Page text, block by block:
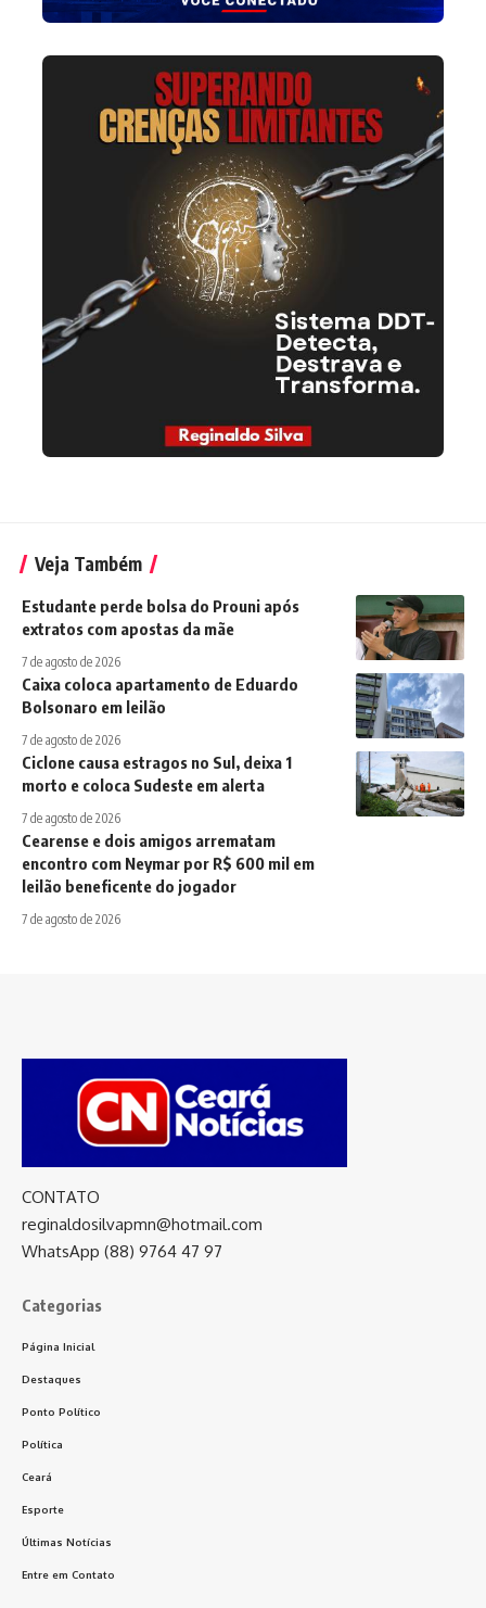
Veja Também
Estudante perde bolsa do Prouni após
extratos com apostas da mãe
7 de agosto de 2026
Caixa coloca apartamento de Eduardo
Bolsonaro em leilão
7 de agosto de 2026
Ciclone causa estragos no Sul, deixa 1
morto e coloca Sudeste em alerta
7 de agosto de 2026
Cearense e dois amigos arrematam
encontro com Neymar por R$ 600 mil em
leilão beneficente do jogador
7 de agosto de 2026
CONTATO
reginaldosilvapmn@hotmail.com
WhatsApp (88) 9764 47 97
Categorias
Página Inicial
Destaques
Ponto Político
Política
Ceará
Esporte
Últimas Notícias
Entre em Contato